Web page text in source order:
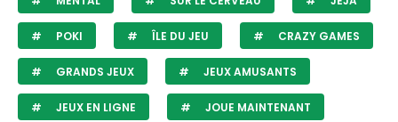
POKI ÎLE DU JEU CRAZY GAMES
GRANDS JEUX JEUX AMUSANTS
JEUX EN LIGNE JOUE MAINTENANT